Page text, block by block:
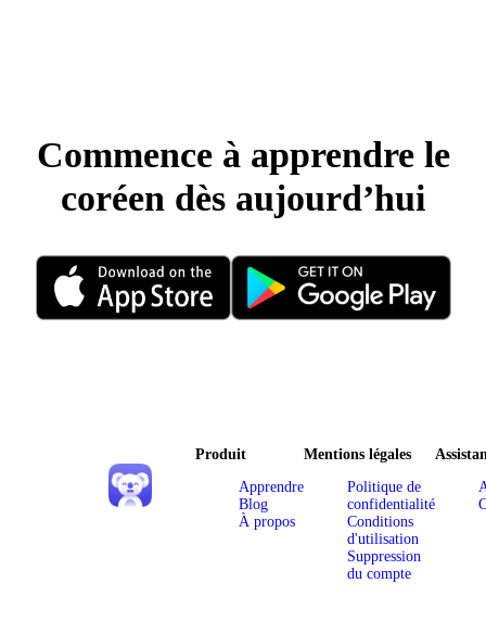
Commence à apprendre le
coréen dès aujourd’hui
Produit
Apprendre
Blog
À propos
Mentions légales
Politique de
confidentialité
Conditions
d'utilisation
Suppression
du compte